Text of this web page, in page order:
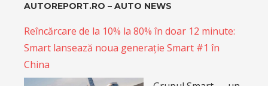
AUTOREPORT.RO – AUTO NEWS
Reîncărcare de la 10% la 80% în doar 12 minute:
Smart lansează noua generație Smart #1 în
China